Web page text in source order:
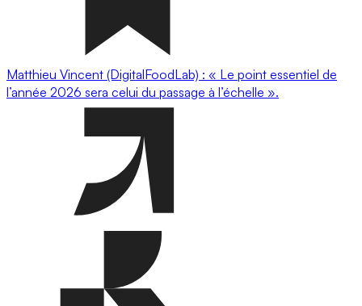
Matthieu Vincent (DigitalFoodLab) : « Le point essentiel de
l’année 2026 sera celui du passage à l’échelle ».